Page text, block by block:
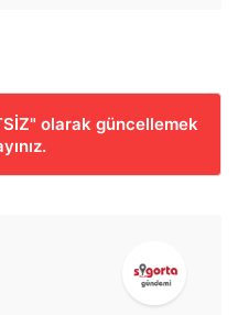
olarak güncellemek